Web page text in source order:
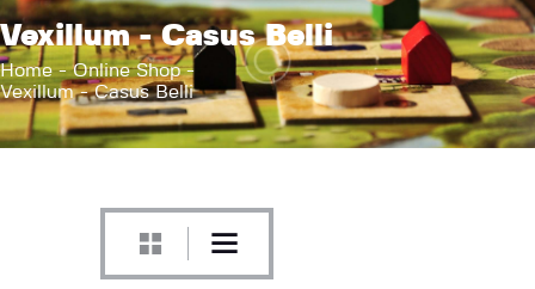
Vexillum - Casus Belli
Home
Online Shop
Vexillum - Casus Belli
BLOG-NEWS
EVENTI